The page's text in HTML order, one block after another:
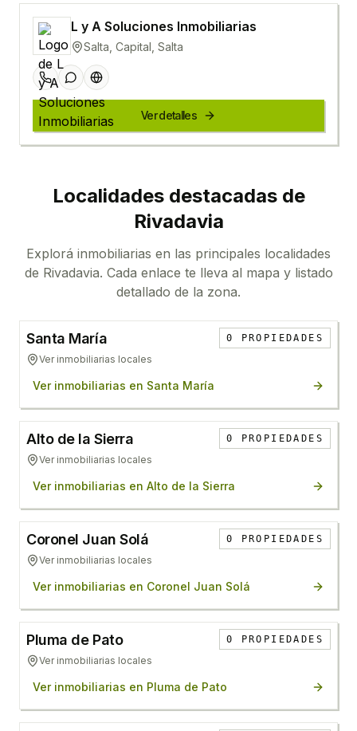
L y A Soluciones Inmobiliarias
Salta, Capital, Salta
Ver detalles
Localidades destacadas de
Rivadavia
Explorá inmobiliarias en las principales localidades
de Rivadavia. Cada enlace te lleva al mapa y listado
detallado de la zona.
Santa María
Ver inmobiliarias locales
0 PROPIEDADES
Ver inmobiliarias en Santa María
Alto de la Sierra
Ver inmobiliarias locales
0 PROPIEDADES
Ver inmobiliarias en Alto de la Sierra
Coronel Juan Solá
Ver inmobiliarias locales
0 PROPIEDADES
Ver inmobiliarias en Coronel Juan Solá
Pluma de Pato
Ver inmobiliarias locales
0 PROPIEDADES
Ver inmobiliarias en Pluma de Pato